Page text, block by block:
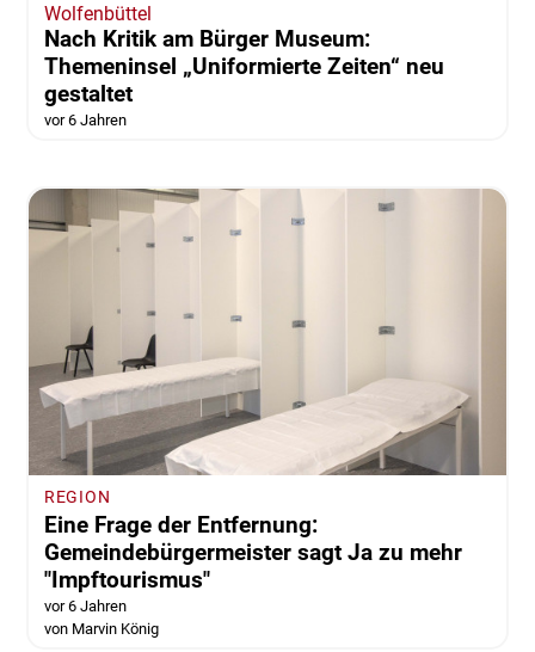
Wolfenbüttel
Nach Kritik am Bürger Museum:
Themeninsel „Uniformierte Zeiten“ neu
gestaltet
vor 6 Jahren
REGION
Eine Frage der Entfernung:
Gemeindebürgermeister sagt Ja zu mehr
"Impftourismus"
vor 6 Jahren
von Marvin König